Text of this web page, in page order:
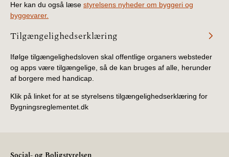
Her kan du også læse styrelsens nyheder om byggeri og
byggevarer.
Tilgængelighedserklæring
Ifølge tilgængelighedsloven skal offentlige organers websteder
og apps være tilgængelige, så de kan bruges af alle, herunder
af borgere med handicap.
Klik på linket for at se styrelsens tilgængelighedserklæring for
Bygningsreglementet.dk